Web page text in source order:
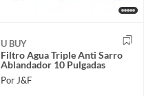
U BUY
Filtro Agua Triple Anti Sarro
Ablandador 10 Pulgadas
Por J&F